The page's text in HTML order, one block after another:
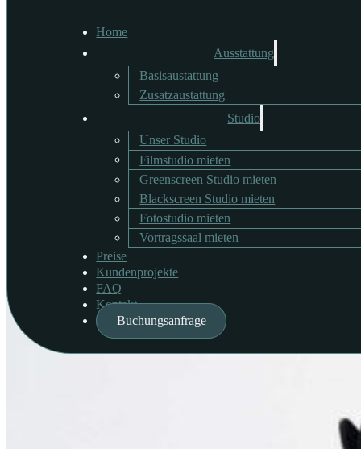
Home
Ausstattung
Basisaustattung
Zusatzaustattung
Studio
Unser Studio
Filmstudio mieten
Greenscreen Studio mieten
Blackscreen Studio mieten
Fotostudio mieten
Vortragssaal mieten
Preise
Kundenprojekte
FAQ
Kontakt
Buchungsanfrage
Canon EF 70-200mm f/
Durchgängige Blende 2,8
Verfügbare Menge: 1
Preis: 24 €/Stk & Tag